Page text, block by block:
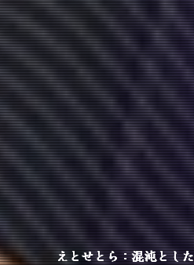
えとせとら：混沌とし